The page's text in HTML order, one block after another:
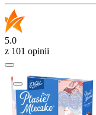
5.0
z 101 opinii